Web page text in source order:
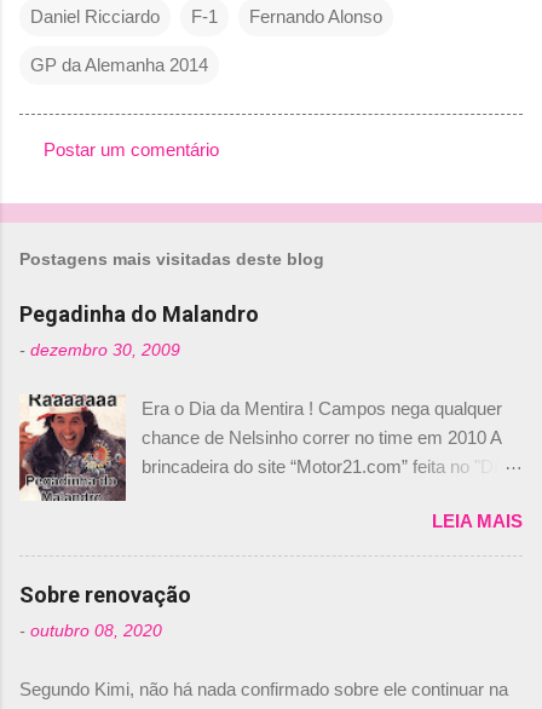
Daniel Ricciardo F-1 Fernando Alonso
GP da Alemanha 2014
o
n
t
r
i
o
Postar um comentário
Postagens mais visitadas deste blog
Pegadinha do Malandro
- dezembro 30, 2009
Era o Dia da Mentira ! Campos nega qualquer
chance de Nelsinho correr no time em 2010 A
brincadeira do site “Motor21.com” feita no "Día
de abril –, afirmando que Nelson Piquet havia
comprado 15% das ações da Campos, dando,
com isso, um lugar no time a Nelsinho Piquet,
foi esclarecida de uma vez por todas por
Daniele Audetto, diretor da escuderia. O
não será o companheiro de Bruno Senna em
LEIA MAIS
Sobre renovação
- outubro 08, 2020
Segundo Kimi, não há nada confirmado sobre ele continuar na